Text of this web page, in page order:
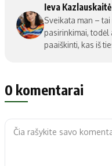
Ieva Kazlauskaitė
Sveikata man –
pasirinkimai, todėl
paaiškinti, kas iš
0 komentarai